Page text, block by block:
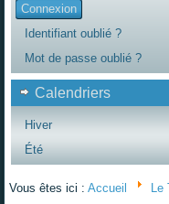
Connexion
Identifiant oublié ?
Mot de passe oublié ?
Calendriers
Hiver
Été
Vous êtes ici :Accueil Le